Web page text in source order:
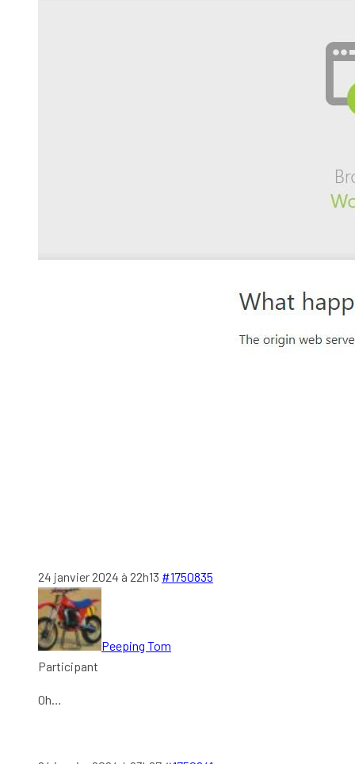
24 janvier 2024 à 22h13 #1750835
Peeping Tom
Participant
Oh…